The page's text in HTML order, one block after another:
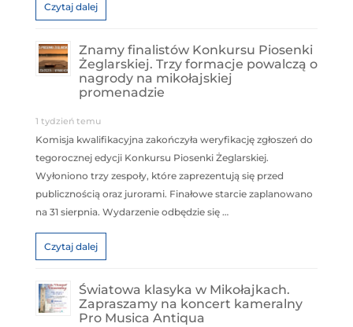
Czytaj dalej
Znamy finalistów Konkursu Piosenki
Żeglarskiej. Trzy formacje powalczą o
nagrody na mikołajskiej
promenadzie
1 tydzień temu
Komisja kwalifikacyjna zakończyła weryfikację zgłoszeń do
tegorocznej edycji Konkursu Piosenki Żeglarskiej.
Wyłoniono trzy zespoły, które zaprezentują się przed
publicznością oraz jurorami. Finałowe starcie zaplanowano
na 31 sierpnia. Wydarzenie odbędzie się …
Czytaj dalej
Światowa klasyka w Mikołajkach.
Zapraszamy na koncert kameralny
Pro Musica Antiqua